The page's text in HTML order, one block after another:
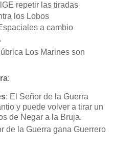
repetir las tiradas
los Lobos
a cambio
Los Marines son
:
: El Señor de la Guerra
y puede volver a tirar un
de Negar a la Bruja.
de la Guerra gana Guerrero